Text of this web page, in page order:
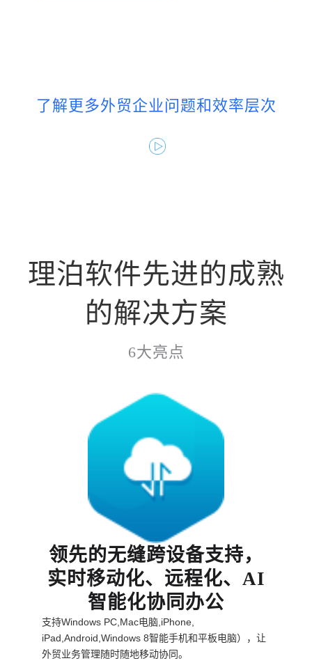
了解更多外贸企业问题和效率层次
理泊软件先进的成熟
的解决方案
6大亮点
领先的无缝跨设备支持，
实时移动化、远程化、AI
智能化协同办公
支持Windows PC,Mac电脑,iPhone,
iPad,Android,Windows 8智能手机和平板电脑），让
外贸业务管理随时随地移动协同。